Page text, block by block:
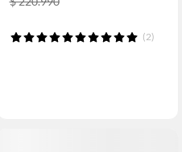
(2)